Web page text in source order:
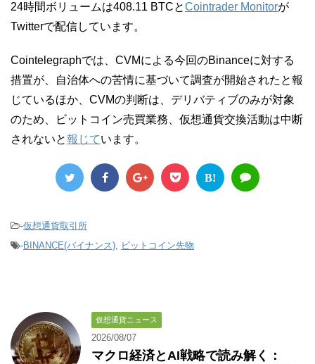
24時間ボリュームは408.11 BTCとCointrader Monitorが
Twitterで配信しています。
Cointelegraphでは、CVMによる今回のBinanceに対する
措置が、自治体への苦情に基づいて調査が開始されたと報
じているほか、CVMの判断は、デリバティブのみが対象
のため、ビットコイン売買業務、仮想通貨交換活動は中断
されないと報じています。
B!
-仮想通貨取引所
-BINANCE(バイナンス), ビットコイン先物
仮想通貨ニュース
2026/08/07
マクロ経済とAI戦略で読み解く：